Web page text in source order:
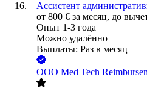
Ассистент
от 800 € за месяц, до
Опыт 1-3 года
Можно удалённо
Выплаты: Раз в месяц
ООО Med Tech